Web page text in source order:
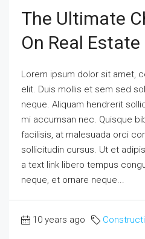
The Ultimate
On Real Estate
Lorem ipsum dolor sit amet,
elit. Duis mollis et sem sed
neque. Aliquam hendrerit
mi accumsan nec. Quisque
facilisis, at malesuada orci
sollicitudin cursus. Ut et
a text link libero tempus
neque, et ornare neque...
10 years ago